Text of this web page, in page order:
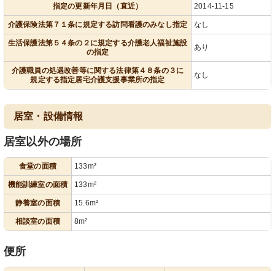
指定の更新年月日（直近） 2014-11-15
介護保険法第７１条に規定する訪問看護のみなし指定 なし
生活保護法第５４条の２に規定する介護老人福祉施設
の指定
あり
介護職員の処遇改善等に関する法律第４８条の３に
規定する指定居宅介護支援事業所の指定
なし
居室・設備情報
居室以外の場所
食堂の面積 133m²
機能訓練室の面積 133m²
静養室の面積 15.6m²
相談室の面積 8m²
便所